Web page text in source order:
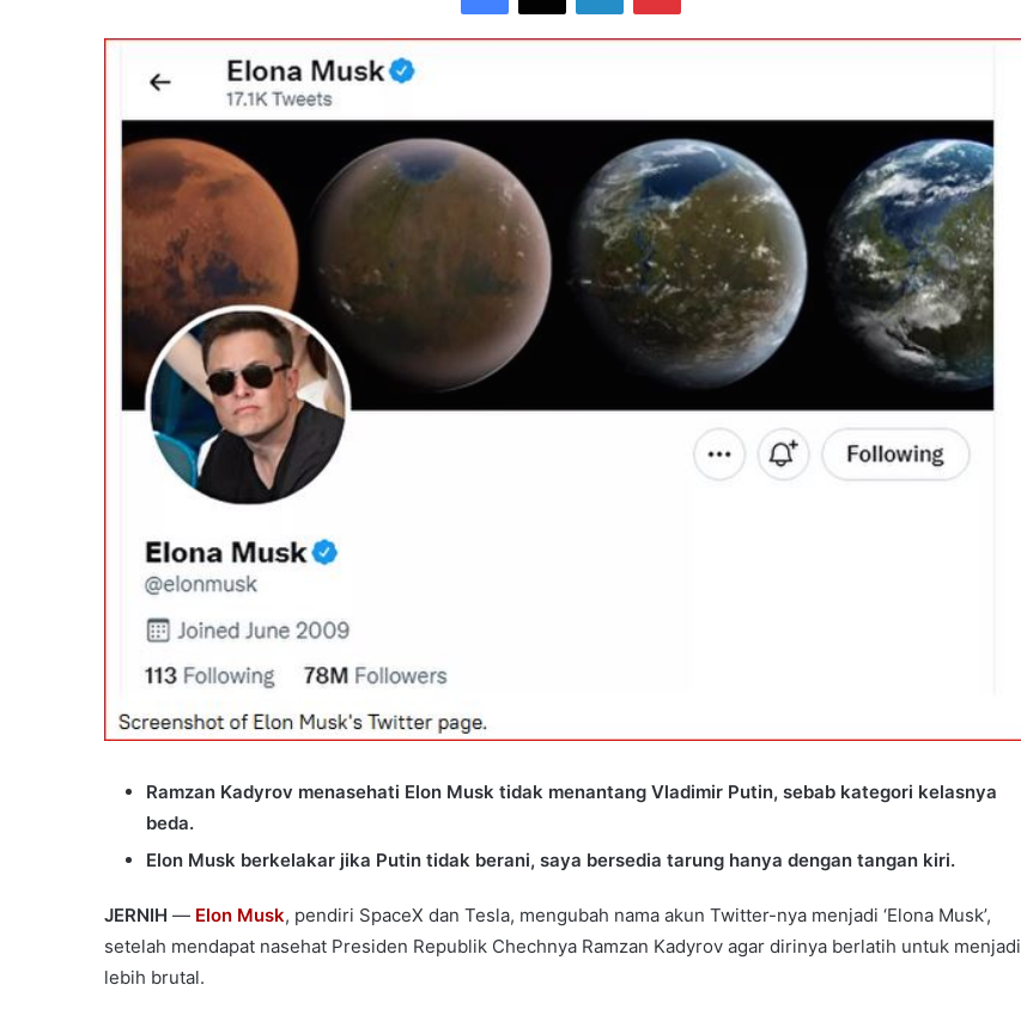
Ramzan Kadyrov menasehati Elon Musk tidak menantang Vladimir Putin, sebab kategori kelasnya
beda.
Elon Musk berkelakar jika Putin tidak berani, saya bersedia tarung hanya dengan tangan kiri.
JERNIH — Elon Musk, pendiri SpaceX dan Tesla, mengubah nama akun Twitter-nya menjadi ‘Elona Musk’,
setelah mendapat nasehat Presiden Republik Chechnya Ramzan Kadyrov agar dirinya berlatih untuk menjadi
lebih brutal.